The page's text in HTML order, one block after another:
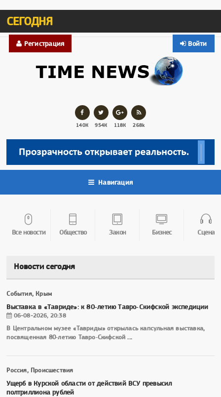
СЕГОДНЯ
Войти
Регистрация
140К 954К 118К 268k
Навигация
Все новости Общество Закон Бизнес Сцена
Новости сегодня
События, Крым
Выставка в «Тавриде»: к 80‑летию Тавро‑Скифской экспедиции
06-08-2026, 20:38
В Центральном музее «Тавриды» открылась капсульная выставка,
посвященная 80‑летию Тавро‑Скифской...
Россия, Происшествия
Ущерб в Курской области от действий ВСУ превысил
полтриллиона рублей